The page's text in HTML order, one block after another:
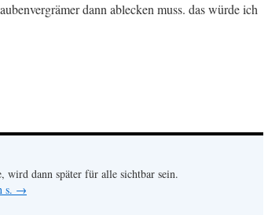
dann ablecken muss. das würde ich
wird dann später für alle sichtbar sein.
s. →